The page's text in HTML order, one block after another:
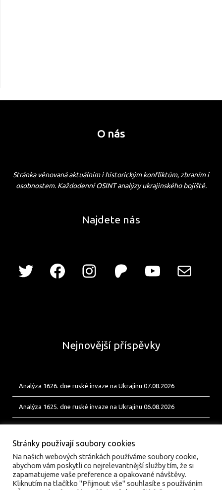
O nás
Stránka věnovaná aktuálním i historickým konfliktům, zbraním i
osobnostem. Každodenní OSINT analýzy ukrajinského bojiště.
Najdete nás
Nejnovější příspěvky
Analýza 1626. dne ruské invaze na Ukrajinu 07.08.2026
Analýza 1625. dne ruské invaze na Ukrajinu 06.08.2026
Stránky používají soubory cookies
Na našich webových stránkách používáme soubory cookie,
abychom vám poskytli co nejrelevantnější služby tím, že si
zapamatujeme vaše preference a opakované návštěvy.
Kliknutím na tlačítko "Přijmout vše" souhlasíte s používáním